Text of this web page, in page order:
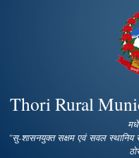
main
Thori Rural
"सु-शासनयुक्त सक्षम एवं सवल स्थानिय